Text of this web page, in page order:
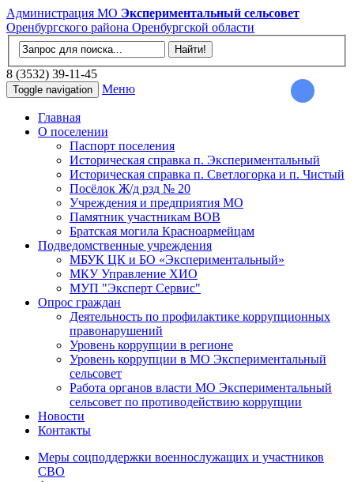
Администрация МО Экспериментальный сельсовет
Оренбургского района Оренбургской области
8 (3532) 39-11-45
Toggle navigation Меню
Главная
О поселении
Паспорт поселения
Историческая справка п. Экспериментальный
Историческая справка п. Светлогорка и п. Чистый
Посёлок Ж/д рзд № 20
Учреждения и предприятия МО
Памятник участникам ВОВ
Братская могила Красноармейцам
Подведомственные учреждения
МБУК ЦК и БО «Экспериментальный»
МКУ Управление ХИО
МУП "Эксперт Сервис"
Опрос граждан
Деятельность по профилактике коррупционных
правонарушений
Уровень коррупции в регионе
Уровень коррупции в МО Экспериментальный
сельсовет
Работа органов власти МО Экспериментальный
сельсовет по противодействию коррупции
Новости
Контакты
Меры соцподдержки военнослужащих и участников
СВО